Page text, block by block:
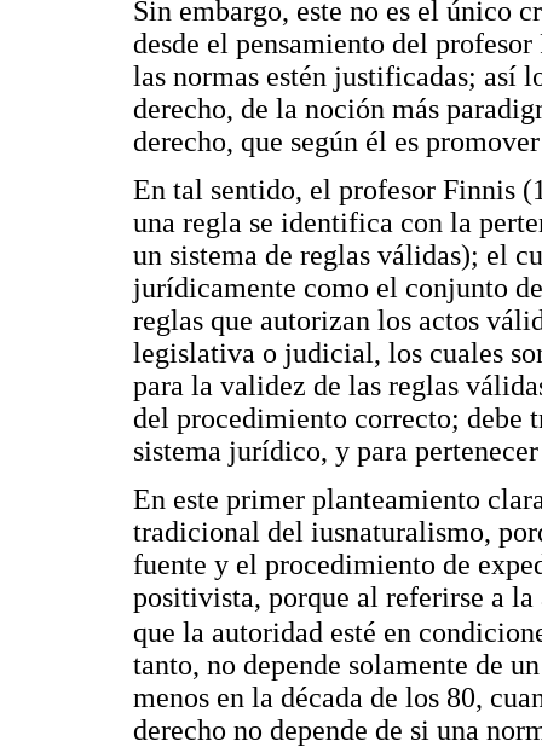
Sin embargo, este no es el único
desde el pensamiento del
las normas estén justificadas; así
derecho, de la noción más
derecho, que según él es
En tal sentido, el profesor Finnis
una regla se identifica con la
un sistema de reglas válidas); el
jurídicamente como el conjunto
reglas que autorizan los actos
legislativa o judicial, los cuales
para la validez de las reglas
del procedimiento correcto; debe
sistema jurídico, y para
En este primer planteamiento
tradicional del iusnaturalismo,
fuente y el procedimiento de
positivista, porque al referirse a
que la autoridad esté en
tanto, no depende solamente de
menos en la década de los 80,
derecho no depende de si una